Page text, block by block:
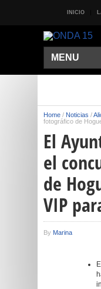
INICIO
MENU
Home / Noticias /
fotográfico de
El
el
de
VIP
By Marina